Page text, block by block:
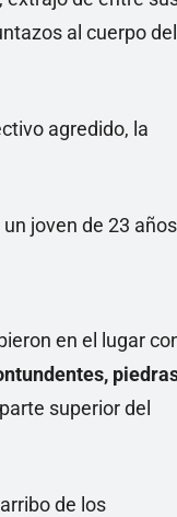
al cuerpo del
agredido, la
joven de 23
en el lugar
superior del
de los